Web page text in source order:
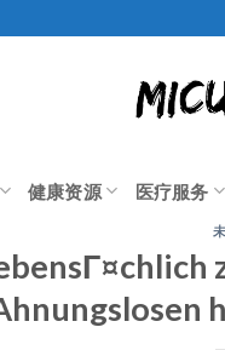
健康资源 医疗服务